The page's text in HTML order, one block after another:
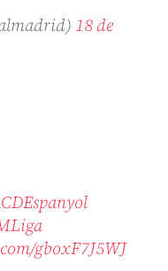
18 de
gboxF7J5WJ